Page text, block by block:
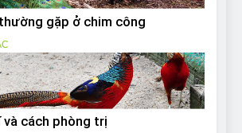
gặp ở chim công
và cách phòng trị